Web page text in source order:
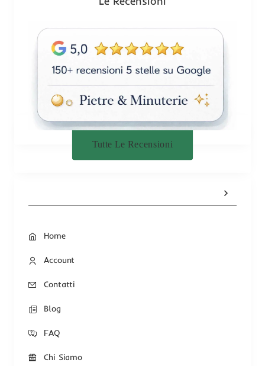
Tutte Le Recensioni
Home
Account
Contatti
Blog
FAQ
Chi Siamo